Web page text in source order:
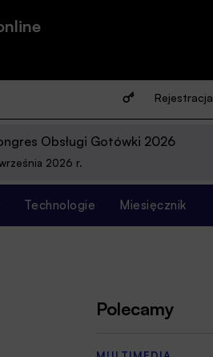
Rejestracja
Obsługi Gotówki 2026
2026 r.
Technologie Miesięcznik
Polecamy